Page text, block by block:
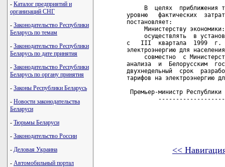
- Каталог предприятий и
организаций СНГ
- Законодательство Республики
Беларусь по темам
- Законодательство Республики
Беларусь по дате принятия
- Законодательство Республики
Беларусь по органу принятия
- Законы Республики Беларусь
- Новости законодательства
Беларуси
- Тюрьмы Беларуси
- Законодательство России
- Деловая Украина
- Автомобильный портал
В  целях  приближения
уровню   фактических
постановляет:
     Министерству экономики:
осуществлять  в
с   III  квартала  1999  г.
электроэнергию для
совместно  с
анализа  и  Белорусским
двухнедельный  срок
тарифов на электроэнергию
Премьер-министр
<<